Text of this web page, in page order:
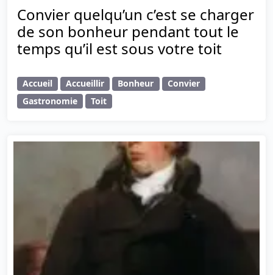
Convier quelqu’un c’est se charger
de son bonheur pendant tout le
temps qu’il est sous votre toit
Accueil Accueillir Bonheur
Convier
Gastronomie
Toit